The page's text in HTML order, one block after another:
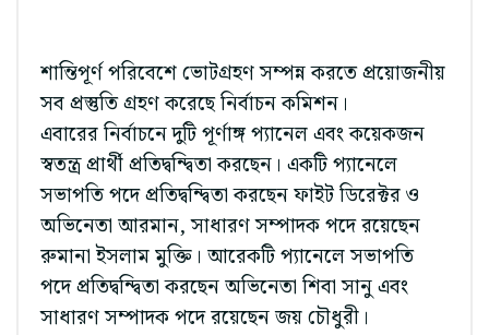
শান্তিপূর্ণ পরিবেশে ভোটগ্রহণ সম্পন্ন করতে প্রয়োজনীয়
সব প্রস্তুতি গ্রহণ করেছে নির্বাচন কমিশন।
এবারের নির্বাচনে দুটি পূর্ণাঙ্গ প্যানেল এবং কয়েকজন
স্বতন্ত্র প্রার্থী প্রতিদ্বন্দ্বিতা করছেন। একটি প্যানেলে
সভাপতি পদে প্রতিদ্বন্দ্বিতা করছেন ফাইট ডিরেক্টর ও
অভিনেতা আরমান, সাধারণ সম্পাদক পদে রয়েছেন
রুমানা ইসলাম মুক্তি। আরেকটি প্যানেলে সভাপতি
পদে প্রতিদ্বন্দ্বিতা করছেন অভিনেতা শিবা সানু এবং
সাধারণ সম্পাদক পদে রয়েছেন জয় চৌধুরী।